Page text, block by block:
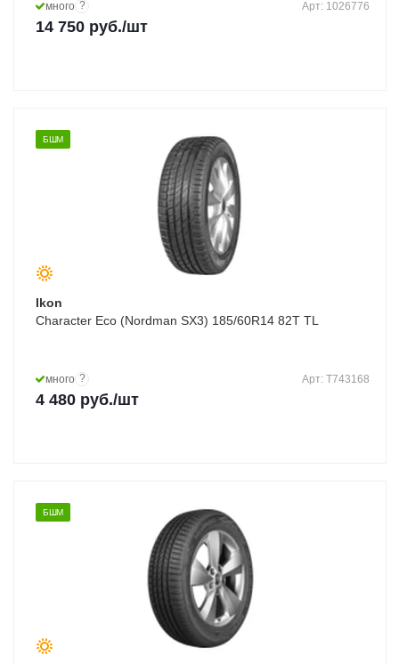
много ? Арт: 1026776
14 750 руб./шт
БШМ
Ikon
Character Eco (Nordman SX3) 185/60R14 82T TL
много ? Арт: T743168
4 480 руб./шт
БШМ